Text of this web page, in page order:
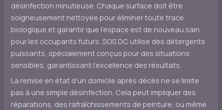
désinfection minutieuse. Chaque surface doit être
soigneusement nettoyée pour éliminer toute trace
biologique et garantir que l’espace est de nouveau sain
pour les occupants futurs. SOS DC utilise des détergents
puissants, spécialement conçus pour des situations
sensibles, garantissant l’excellence des résultats.
La remise en état d’un domicile après décès ne se limite
pas à une simple désinfection. Cela peut impliquer des
réparations, des rafraîchissements de peinture, ou même